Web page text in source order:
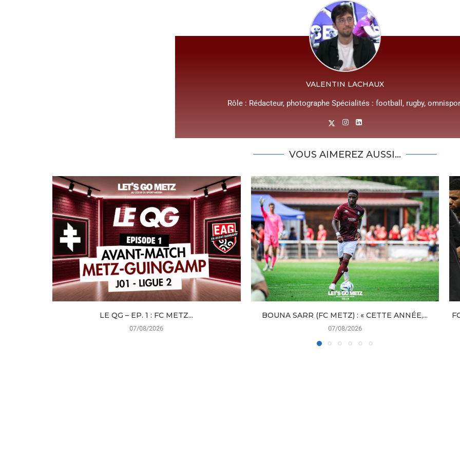
VALENTIN LACHAUX
Rôle : Rédacteur, photographe Spécialités : football, rugby,
VOUS AIMEREZ AUSSI...
LE QG – EP. 1 : FC METZ...
07/08/2026
BOUNA SARR (FC METZ) : « CETTE ANNÉE,...
07/08/2026